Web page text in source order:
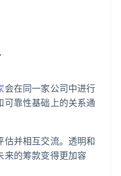
会在同一家公司中进行
可靠性基础上的关系通
并相互交流。透明和
来的筹款变得更加容